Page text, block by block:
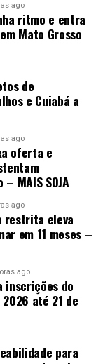
ago
ritmo e entra
Mato Grosso
de
e Cuiabá a
ago
oferta e
MAIS SOJA
ago
restrita eleva
em 11 meses –
ago
inscrições do
até 21 de
para